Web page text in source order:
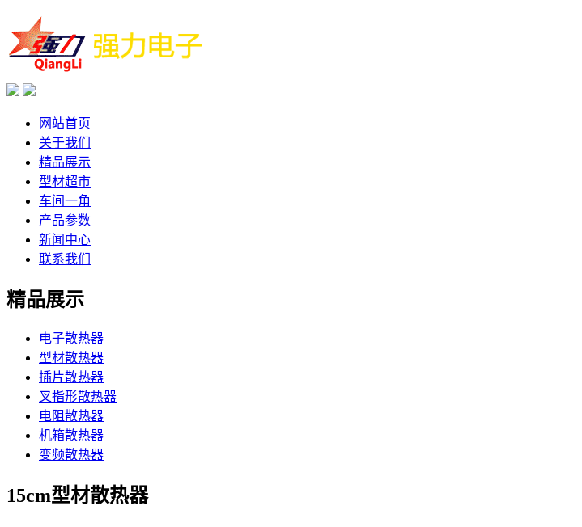
网站首页
关于我们
精品展示
型材超市
车间一角
产品参数
新闻中心
联系我们
精品展示
电子散热器
型材散热器
插片散热器
叉指形散热器
电阻散热器
机箱散热器
变频散热器
15cm型材散热器